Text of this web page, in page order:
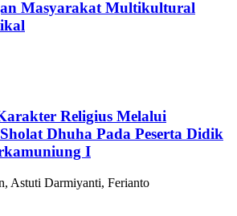
Masyarakat Multikultural
Religius Melalui
Dhuha Pada Peserta Didik
I
Astuti Darmiyanti, Ferianto